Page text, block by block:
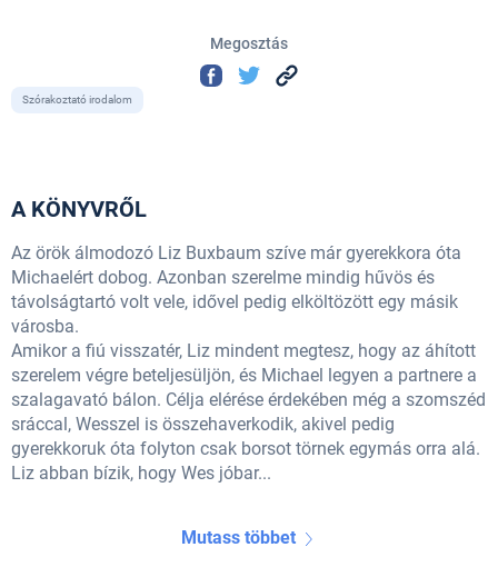
Megosztás
Szórakoztató irodalom
A KÖNYVRŐL
Az örök álmodozó Liz Buxbaum szíve már gyerekkora óta
Michaelért dobog. Azonban szerelme mindig hűvös és
távolságtartó volt vele, idővel pedig elköltözött egy másik
városba.
Amikor a fiú visszatér, Liz mindent megtesz, hogy az áhított
szerelem végre beteljesüljön, és Michael legyen a partnere a
szalagavató bálon. Célja elérése érdekében még a szomszéd
sráccal, Wesszel is összehaverkodik, akivel pedig
gyerekkoruk óta folyton csak borsot törnek egymás orra alá.
Liz abban bízik, hogy Wes jóbar...
Mutass többet